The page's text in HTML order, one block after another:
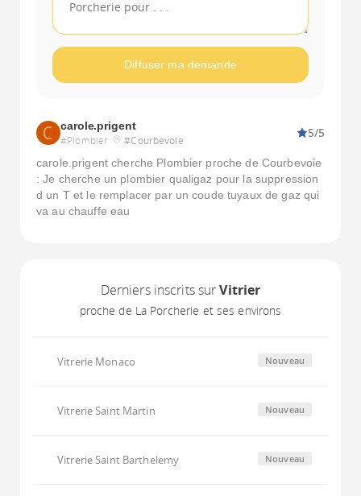
Diffuser ma demande
carole.prigent
#Plombier #Courbevoie
5/5
carole.prigent cherche Plombier proche de Courbevoie
: Je cherche un plombier qualigaz pour la suppression
d un T et le remplacer par un coude tuyaux de gaz qui
va au chauffe eau
Derniers inscrits surVitrier
proche de La Porcherie et ses environs
Vitrerie Monaco Nouveau
Vitrerie Saint Martin Nouveau
Vitrerie Saint Barthelemy Nouveau